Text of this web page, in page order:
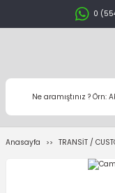
0
Anasayfa TRANSİT /